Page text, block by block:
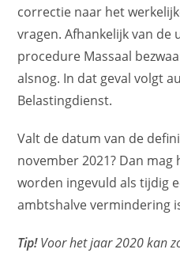
correctie naar het
vragen. Afhankelijk van de
procedure Massaal
alsnog. In dat geval volgt
Belastingdienst.
Valt de datum van de
november 2021? Dan
worden ingevuld als tijdig
ambtshalve vermindering
Tip!Voor het jaar 2020 kan